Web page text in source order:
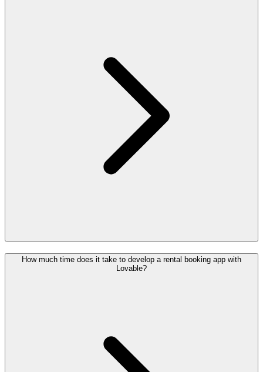
How much time does it take to develop a rental booking app with
Lovable?